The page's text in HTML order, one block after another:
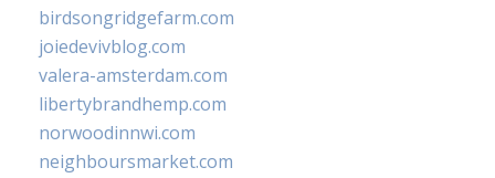
birdsongridgefarm.com
joiedevivblog.com
valera-amsterdam.com
libertybrandhemp.com
norwoodinnwi.com
neighboursmarket.com